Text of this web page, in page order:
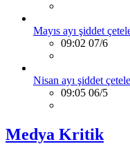
Mayıs ayı şiddet
09:02 07/6
Nisan ayı şiddet
09:05 06/5
Medya Kritik